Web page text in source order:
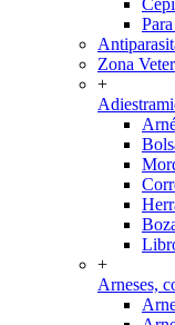
Zona
+
+
Arneses,